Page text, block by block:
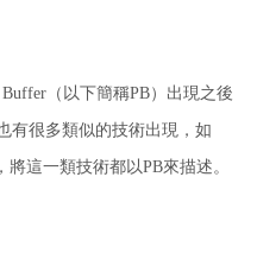
Buffer（以下簡稱PB）出現之後
有很多類似的技術出現，如
這一類技術都以PB來描述。